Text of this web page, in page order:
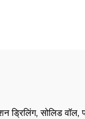
सोलिड वॉल,